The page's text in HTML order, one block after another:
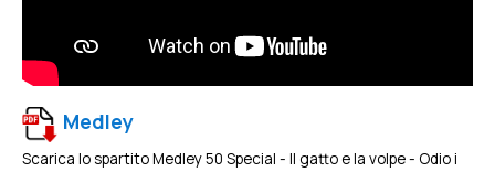
Medley
Scarica lo spartito Medley 50 Special - Il gatto e la volpe - Odio i